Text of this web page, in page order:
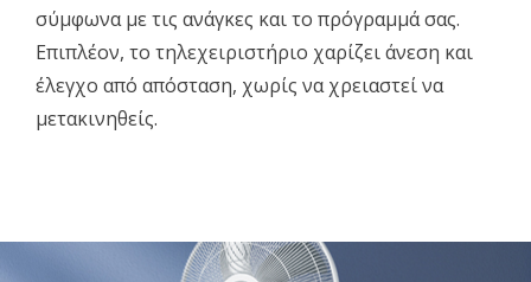
σύμφωνα με τις ανάγκες και το πρόγραμμά σας.
Επιπλέον, το τηλεχειριστήριο χαρίζει άνεση και
έλεγχο από απόσταση, χωρίς να χρειαστεί να
μετακινηθείς.